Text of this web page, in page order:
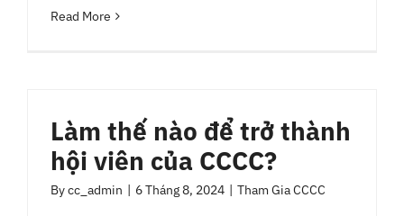
Read More
Làm thế nào để trở thành
hội viên của CCCC?
Bycc_admin | 6 Tháng 8, 2024 | Tham Gia CCCC